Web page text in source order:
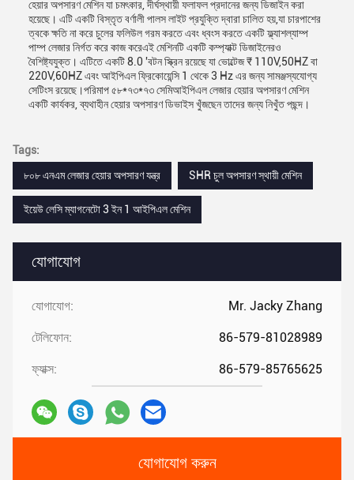
যোগাযোগ
যোগাযোগ: Mr. Jacky Zhang
টেলিফোন: 86-579-81028989
ফ্যাক্স: 86-579-85765625
যোগাযোগ করুন
হেয়ার অপসারণ মেশিন যা চমৎকার, দীর্ঘস্থায়ী ফলাফল প্রদানের জন্য ডিজাইন করা
হয়েছে। এটি একটি বিস্তৃত বর্ণালী পালস লাইট প্রযুক্তি দ্বারা চালিত হয়,যা চারপাশের
ত্বকে ক্ষতি না করে চুলের ফলিউল গরম করতে এবং ধ্বংস করতে একটি ফ্ল্যাশল্যাম্প
পাম্প লেজার নির্গত করে কাজ করেএই মেশিনটি একটি কম্প্যাক্ট ডিজাইনেরও
বৈশিষ্ট্যযুক্ত। এটিতে একটি 8.0 'বটন স্ক্রিন রয়েছে যা ভোল্টেজ ₹ 110V,50HZ বা
220V,60HZ এবং আইপিএল ফ্রিকোয়েন্সি 1 থেকে 3 Hz এর জন্য সামঞ্জস্যযোগ্য
সেটিংস রয়েছে।পরিমাপ ৫৮*৭৩*৭৩ সেমিআইপিএল লেজার হেয়ার অপসারণ মেশিন
একটি কার্যকর, ব্যথাহীন হেয়ার অপসারণ ডিভাইস খুঁজছেন তাদের জন্য নিখুঁত পছন্দ।
Tags:
৮০৮ এনএম লেজার হেয়ার অপসারণ যন্ত্র
SHR চুল অপসারণ স্থায়ী মেশিন
ইয়েউ লেসি ম্যাগনেটো 3 ইন 1 আইপিএল মেশিন